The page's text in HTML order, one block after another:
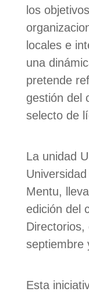
los
locales e
una
pretende
gestión del
selecto de
La unidad
Mentu,
edición del
septiembre
Esta